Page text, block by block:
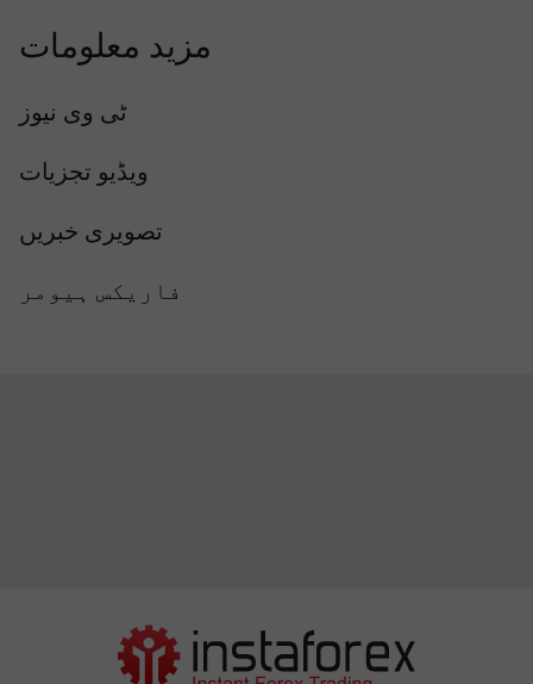
مزید معلومات
ٹی وی نیوز
ویڈیو تجزیات
تصویری خبریں
فاریکس ہیومر